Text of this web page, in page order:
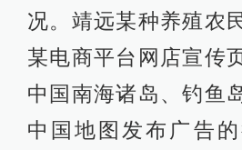
况。靖远某种养殖农
某电商平台网店宣传
中国南海诸岛、钓鱼
中国地图发布广告